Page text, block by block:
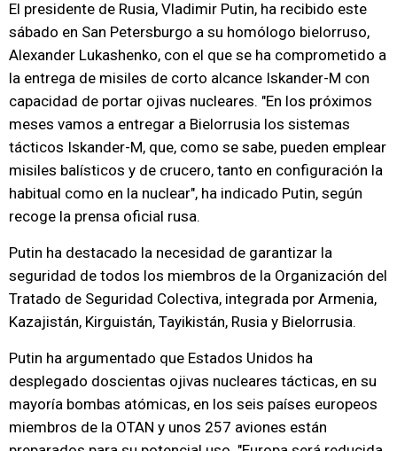
El presidente de Rusia, Vladimir Putin, ha recibido este
sábado en San Petersburgo a su homólogo bielorruso,
Alexander Lukashenko, con el que se ha comprometido a
la entrega de misiles de corto alcance Iskander-M con
capacidad de portar ojivas nucleares. "En los próximos
meses vamos a entregar a Bielorrusia los sistemas
tácticos Iskander-M, que, como se sabe, pueden emplear
misiles balísticos y de crucero, tanto en configuración la
habitual como en la nuclear", ha indicado Putin, según
recoge la prensa oficial rusa.
Putin ha destacado la necesidad de garantizar la
seguridad de todos los miembros de la Organización del
Tratado de Seguridad Colectiva, integrada por Armenia,
Kazajistán, Kirguistán, Tayikistán, Rusia y Bielorrusia.
Putin ha argumentado que Estados Unidos ha
desplegado doscientas ojivas nucleares tácticas, en su
mayoría bombas atómicas, en los seis países europeos
miembros de la OTAN y unos 257 aviones están